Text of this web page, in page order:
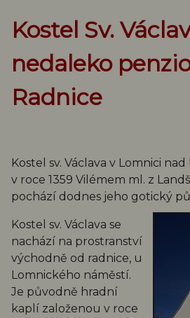
Kostel Sv.
nedaleko
Radnice
Kostel sv. Václava v Lomnici
v roce 1359 Vilémem ml. z
pochází dodnes jeho gotický
Kostel sv. Václava se
nachází na prostranství
východně od radnice, u
Lomnického náměstí.
Je původně hradní
kaplí založenou v roce